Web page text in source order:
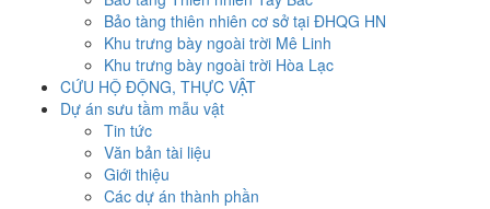
Bảo tàng thiên nhiên cơ sở tại ĐHQG HN
Khu trưng bày ngoài trời Mê Linh
Khu trưng bày ngoài trời Hòa Lạc
CỨU HỘ ĐỘNG, THỰC VẬT
Dự án sưu tầm mẫu vật
Tin tức
Văn bản tài liệu
Giới thiệu
Các dự án thành phần